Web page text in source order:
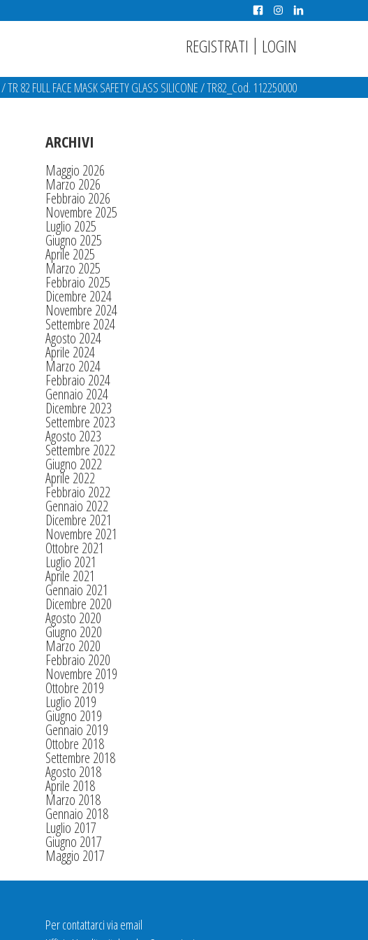
REGISTRATI | LOGIN
/TR 82 FULL FACE MASK SAFETY GLASS SILICONE/TR82_Cod. 112250000
ARCHIVI
Maggio 2026
Marzo 2026
Febbraio 2026
Novembre 2025
Luglio 2025
Giugno 2025
Aprile 2025
Marzo 2025
Febbraio 2025
Dicembre 2024
Novembre 2024
Settembre 2024
Agosto 2024
Aprile 2024
Marzo 2024
Febbraio 2024
Gennaio 2024
Dicembre 2023
Settembre 2023
Agosto 2023
Settembre 2022
Giugno 2022
Aprile 2022
Febbraio 2022
Gennaio 2022
Dicembre 2021
Novembre 2021
Ottobre 2021
Luglio 2021
Aprile 2021
Gennaio 2021
Dicembre 2020
Agosto 2020
Giugno 2020
Marzo 2020
Febbraio 2020
Novembre 2019
Ottobre 2019
Luglio 2019
Giugno 2019
Gennaio 2019
Ottobre 2018
Settembre 2018
Agosto 2018
Aprile 2018
Marzo 2018
Gennaio 2018
Luglio 2017
Giugno 2017
Maggio 2017
Per contattarci via email